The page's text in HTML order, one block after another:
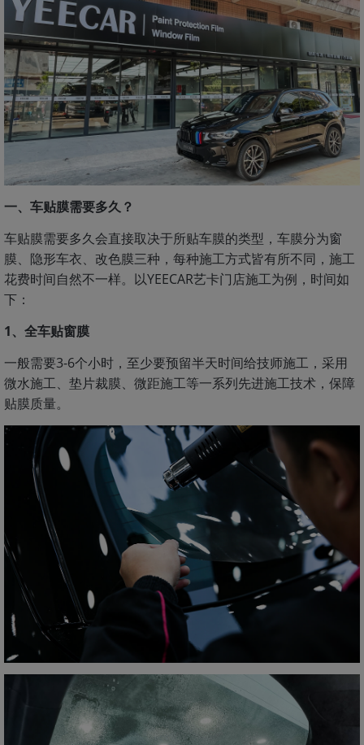
一、车贴膜需要多久？
车贴膜需要多久会直接取决于所贴车膜的类型，车膜分为窗
膜、隐形车衣、改色膜三种，每种施工方式皆有所不同，施工
花费时间自然不一样。以YEECAR艺卡门店施工为例，时间如
下：
1、全车贴窗膜
一般需要3-6个小时，至少要预留半天时间给技师施工，采用
微水施工、垫片裁膜、微距施工等一系列先进施工技术，保障
贴膜质量。